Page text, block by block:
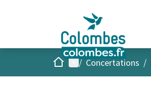
AccueilMenu principal
/ Concertations /